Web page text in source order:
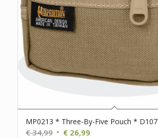
MP0213 * Three-By-Five Pouch * D107
€34,99 Oorspronkelijke
€26,99Huidige